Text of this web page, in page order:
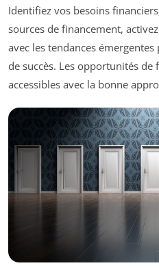
Identifiez vos besoins
sources de financement,
avec les tendances
de succès. Les opportunités
accessibles avec la bonne